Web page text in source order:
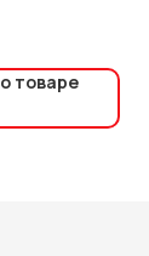
товаре